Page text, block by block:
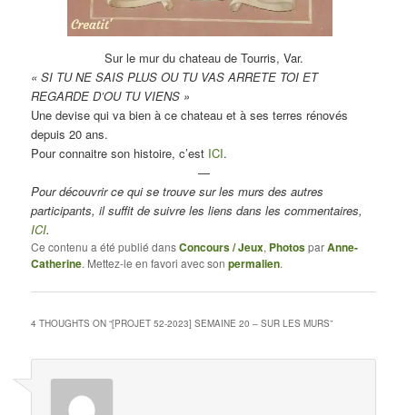
Sur le mur du chateau de Tourris, Var.
« SI TU NE SAIS PLUS OU TU VAS ARRETE TOI ET
REGARDE D’OU TU VIENS »
Une devise qui va bien à ce chateau et à ses terres rénovés
depuis 20 ans.
Pour connaitre son histoire, c’est ICI.
—
Pour découvrir ce qui se trouve sur les murs des autres
participants, il suffit de suivre les liens dans les commentaires,
ICI.
Ce contenu a été publié dansConcours / Jeux, PhotosparAnne-
Catherine. Mettez-le en favori avec sonpermalien.
4 THOUGHTS ON “[PROJET 52-2023] SEMAINE 20 – SUR LES MURS”